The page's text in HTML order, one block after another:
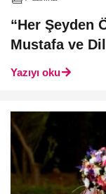
“Her Şeyden
Mustafa ve
Yazıyı oku